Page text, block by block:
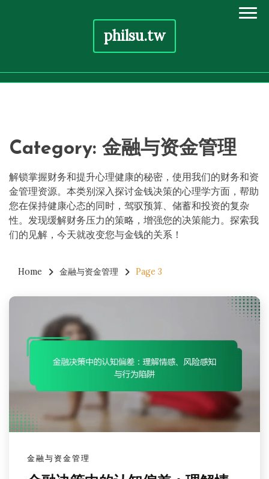
philsu.tw
Category: 金融与资金管理
解锁掌握财务和提升心理健康的秘密，使用我们的财务和资
金管理资源。本类别深入探讨金钱决策的心理学方面，帮助
您在保持健康心态的同时，驾驭预算、储蓄和投资的复杂
性。发现缓解财务压力的策略，增强您的决策能力。探索我
们的见解，今天就改变您与金钱的关系！
Home 金融与资金管理 Page 3
金融与资金管理